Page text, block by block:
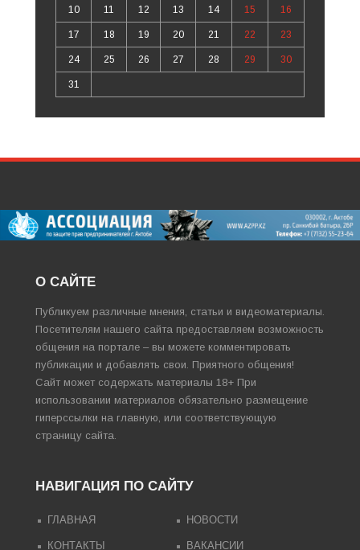
10 11 12 13 14 15 16
17 18 19 20 21 22 23
24 25 26 27 28 29 30
31
О САЙТЕ
Публикуем различные мнения, статьи и видеоматериалы.
Посетителям нашего сайта предоставляем возможность
общения на портале – вы можете комментировать
публикации и добавлять свои. Приятного общения!
Сайт может содержать материалы 18+ При
использовании материалов обязательно размещение
гиперссылки на главную, или соответствующую
страницу сайта.
НАВИГАЦИЯ ПО САЙТУ
ГЛАВНАЯ НОВОСТИ
КОНТАКТЫ ВАКАНСИИ